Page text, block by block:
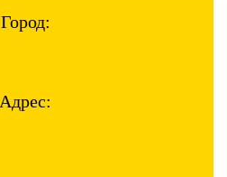
Город:
Адрес: